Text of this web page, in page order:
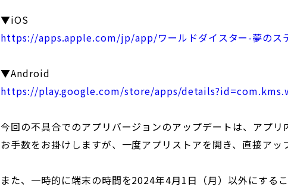
▼iOS
https://apps.apple.com/jp/app/ワールドダイスター-夢のス
▼Android
https://play.google.com/store/apps/
今回の不具合でのアプリバージョンのアップデートは、アプリ
お手数をお掛けしますが、一度アプリストアを開き、直接アッ
また、一時的に端末の時間を2024年4月1日（月）以外にする